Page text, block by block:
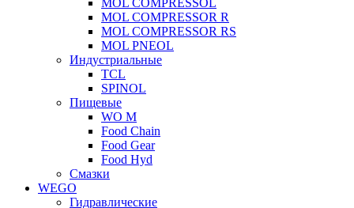
MOL COMPRESSOL
MOL COMPRESSOR R
MOL COMPRESSOR RS
MOL PNEOL
Индустриальные
TCL
SPINOL
Пищевые
WO M
Food Chain
Food Gear
Food Hyd
Смазки
WEGO
Гидравлические